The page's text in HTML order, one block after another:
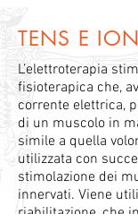
TENS E
L’elettroterapia
fisioterapica che,
corrente elettrica,
di un muscolo in
simile a quella
utilizzata con
stimolazione dei
innervati. Viene
riabilitazione, che